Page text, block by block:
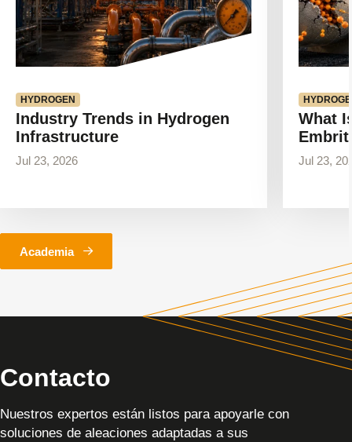
HYDROGEN
Industry Trends in Hydrogen
Infrastructure
Jul 23, 2026
What
Jul 23,
Academia
Contacto
Nuestros expertos están listos para apoyarle con
soluciones de aleaciones adaptadas a sus